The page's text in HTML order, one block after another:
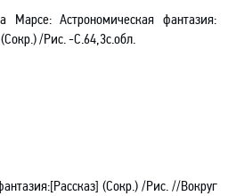
Астрономическая фантазия:
/Рис. -С.64,3с.обл.
(Сокр.) /Рис. //Вокруг